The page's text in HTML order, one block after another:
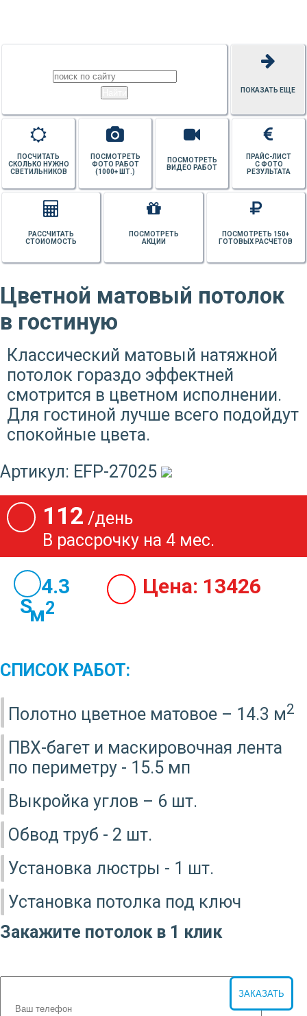
ПОКАЗАТЬ ЕЩЕ
ПРАЙС-ЛИСТ
С ФОТО
РЕЗУЛЬТАТА
ПОСМОТРЕТЬ
ВИДЕО РАБОТ
ПОСМОТРЕТЬ
ФОТО РАБОТ
(1000+ ШТ.)
ПОСЧИТАТЬ
СКОЛЬКО НУЖНО
СВЕТИЛЬНИКОВ
ПОСМОТРЕТЬ 150+
ГОТОВЫХ РАСЧЕТОВ
ПОСМОТРЕТЬ
АКЦИИ
РАССЧИТАТЬ
СТОИОМОСТЬ
Цветной матовый потолок
в гостиную
Классический матовый натяжной
потолок гораздо эффектней
смотрится в цветном исполнении.
Для гостиной лучше всего подойдут
спокойные цвета.
Артикул: EFP-27025
112 /день
В рассрочку на 4 мес.
14.3
м2
Цена: 13426
СПИСОК РАБОТ:
Полотно цветное матовое – 14.3 м2
ПВХ-багет и маскировочная лента
по периметру - 15.5 мп
Выкройка углов – 6 шт.
Обвод труб - 2 шт.
Установка люстры - 1 шт.
Установка потолка под ключ
Закажите потолок в 1 клик